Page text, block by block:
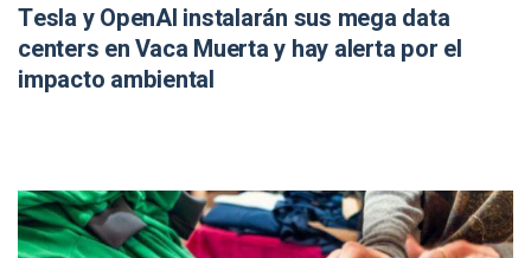
Tesla y OpenAI instalarán sus mega data
centers en Vaca Muerta y hay alerta por el
impacto ambiental